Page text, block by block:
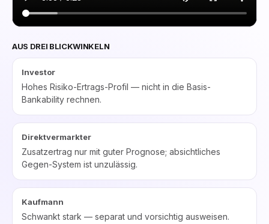
AUS DREI BLICKWINKELN
Investor
Hohes Risiko-Ertrags-Profil — nicht in die Basis-
Bankability rechnen.
Direktvermarkter
Zusatzertrag nur mit guter Prognose; absichtliches
Gegen-System ist unzulässig.
Kaufmann
Schwankt stark — separat und vorsichtig ausweisen.